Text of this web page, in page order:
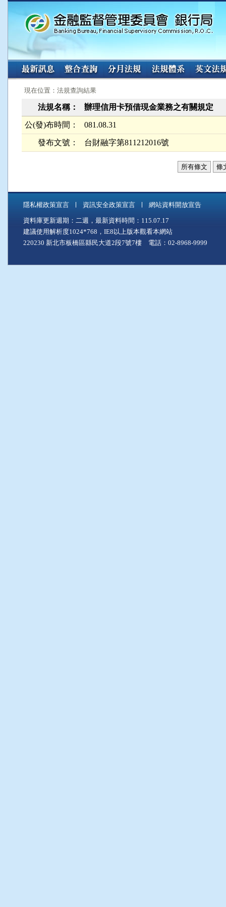
:::
現在位置：法規查詢結果
法規名稱： 辦理信用卡預借現金業務之有關規定
公(發)布時間： 081.08.31
發布文號： 台財融字第811212016號
所有條文 條
隱私權政策宣言 資訊安全政策宣言 網站資料開放宣告
資料庫更新週期：二週，最新資料時間：115.07.17
建議使用解析度1024*768，IE8以上版本觀看本網站
220230 新北市板橋區縣民大道2段7號7樓 電話：02-8968-9999